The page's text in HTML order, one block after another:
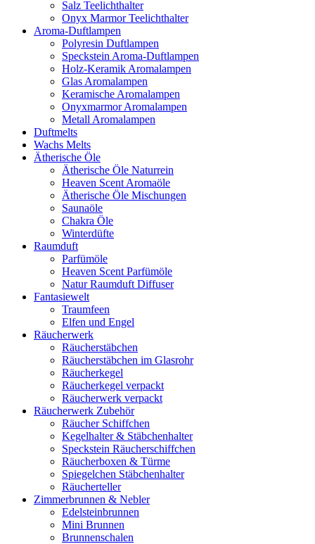
Salz Teelichthalter
Onyx Marmor Teelichthalter
Aroma-Duftlampen
Polyresin Duftlampen
Speckstein Aroma-Duftlampen
Holz-Keramik Aromalampen
Glas Aromalampen
Keramische Aromalampen
Onyxmarmor Aromalampen
Metall Aromalampen
Duftmelts
Wachs Melts
Ätherische Öle
Ätherische Öle Naturrein
Heaven Scent Aromaöle
Ätherische Öle Mischungen
Saunaöle
Chakra Öle
Winterdüfte
Raumduft
Parfümöle
Heaven Scent Parfümöle
Natur Raumduft Diffuser
Fantasiewelt
Traumfeen
Elfen und Engel
Räucherwerk
Räucherstäbchen
Räucherstäbchen im Glasrohr
Räucherkegel
Räucherkegel verpackt
Räucherwerk verpackt
Räucherwerk Zubehör
Räucher Schiffchen
Kegelhalter & Stäbchenhalter
Speckstein Räucherschiffchen
Räucherboxen & Türme
Spiegelchen Stäbchenhalter
Räucherteller
Zimmerbrunnen & Nebler
Edelsteinbrunnen
Mini Brunnen
Brunnenschalen